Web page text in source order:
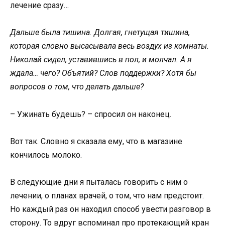
лечение сразу…
Дальше была тишина. Долгая, гнетущая тишина,
которая словно высасывала весь воздух из комнаты.
Николай сидел, уставившись в пол, и молчал. А я
ждала… чего? Объятий? Слов поддержки? Хотя бы
вопросов о том, что делать дальше?
– Ужинать будешь? – спросил он наконец.
Вот так. Словно я сказала ему, что в магазине
кончилось молоко.
В следующие дни я пыталась говорить с ним о
лечении, о планах врачей, о том, что нам предстоит.
Но каждый раз он находил способ увести разговор в
сторону. То вдруг вспоминал про протекающий кран